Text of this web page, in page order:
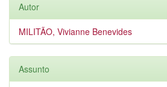
Autor
MILITÃO, Vivianne Benevides
Assunto